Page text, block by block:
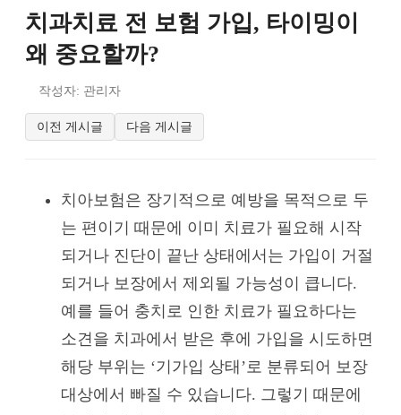
치과치료 전 보험 가입, 타이밍이
왜 중요할까?
작성자: 관리자
이전 게시글 다음 게시글
치아보험은 장기적으로 예방을 목적으로 두
는 편이기 때문에 이미 치료가 필요해 시작
되거나 진단이 끝난 상태에서는 가입이 거절
되거나 보장에서 제외될 가능성이 큽니다.
예를 들어 충치로 인한 치료가 필요하다는
소견을 치과에서 받은 후에 가입을 시도하면
해당 부위는 ‘기가입 상태’로 분류되어 보장
대상에서 빠질 수 있습니다. 그렇기 때문에